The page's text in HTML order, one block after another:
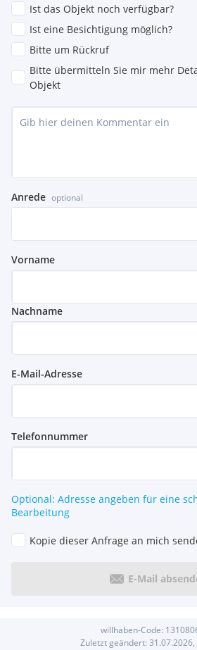
Ist das Objekt noch verfügbar?
Ist eine Besichtigung möglich?
Bitte um Rückruf
Bitte übermitteln Sie mir mehr
Objekt
Anrede optional
Vorname
Nachname
E-Mail-Adresse
Telefonnummer
Optional: Adresse angeben für eine
Bearbeitung
Kopie dieser Anfrage an mich
E-Mail
willhaben-Code:
Zuletzt geändert: 31.07.2026,